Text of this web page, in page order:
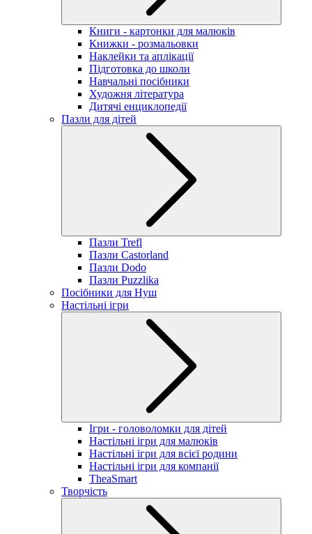
Книги - картонки для малюків
Книжки - розмальовки
Наклейки та аплікації
Підготовка до школи
Навчальні посібники
Художня література
Дитячі енциклопедії
Пазли для дітей
Пазли Trefl
Пазли Castorland
Пазли Dodo
Пазли Puzzlika
Посібники для Нуш
Настільні ігри
Ігри - головоломки для дітей
Настільні ігри для малюків
Настільні ігри для всієї родини
Настільні ігри для компанії
TheaSmart
Творчість